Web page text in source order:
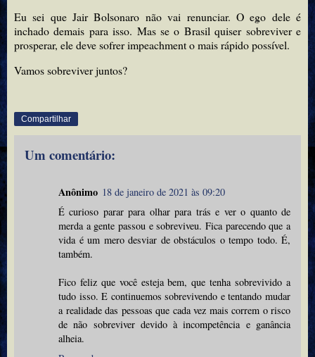
Eu sei que Jair Bolsonaro não vai renunciar. O ego dele é
inchado demais para isso. Mas se o Brasil quiser sobreviver e
prosperar, ele deve sofrer impeachment o mais rápido possível.
Vamos sobreviver juntos?
Compartilhar
Um comentário:
Anônimo 18 de janeiro de 2021 às 09:20
É curioso parar para olhar para trás e ver o quanto de
merda a gente passou e sobreviveu. Fica parecendo que a
vida é um mero desviar de obstáculos o tempo todo. É,
também.
Fico feliz que você esteja bem, que tenha sobrevivido a
tudo isso. E continuemos sobrevivendo e tentando mudar
a realidade das pessoas que cada vez mais correm o risco
de não sobreviver devido à incompetência e ganância
alheia.